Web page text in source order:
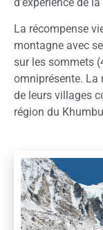
La récompense
montagne avec
sur les sommets
omniprésente. La
de leurs villages
région du